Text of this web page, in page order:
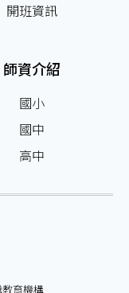
開班資訊
師資介紹
國小
國中
高中
教育機構